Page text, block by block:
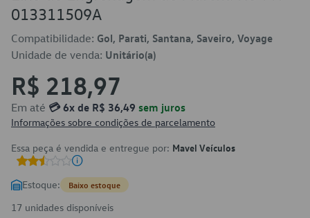
013311509A
Compatibilidade: Gol, Parati, Santana, Saveiro, Voyage
Unidade de venda: Unitário(a)
R$ 218,97
Em até 💳 6x de R$ 36,49 sem juros
Informações sobre condições de parcelamento
Essa peça é vendida e entregue por: Mavel Veículos
Estoque: Baixo estoque
17 unidades disponíveis